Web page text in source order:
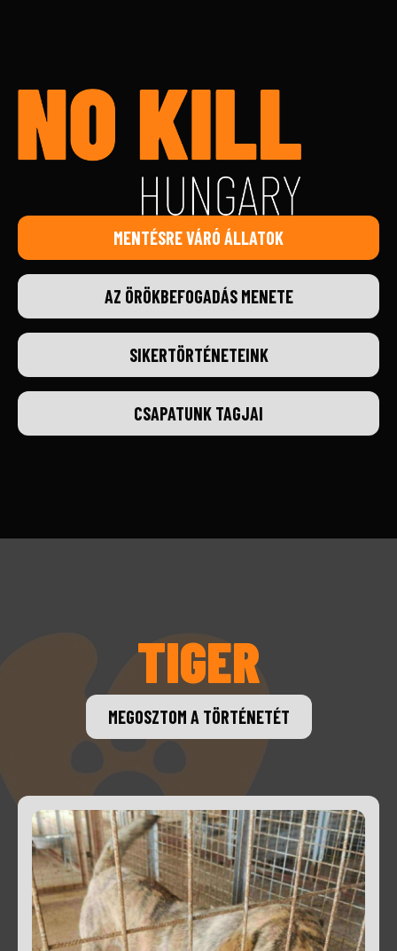
MENTÉSRE VÁRÓ ÁLLATOK
AZ ÖRÖKBEFOGADÁS MENETE
SIKERTÖRTÉNETEINK
CSAPATUNK TAGJAI
MEGOSZTOM A TÖRTÉNETÉT
TIGER